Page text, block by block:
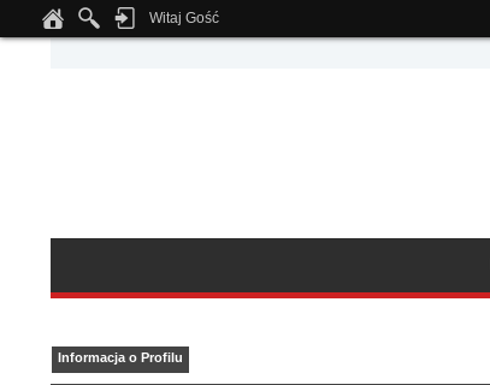
Notice: Undefined index: tapatalk_body_hook in
Witaj Gość
Informacja o Profilu